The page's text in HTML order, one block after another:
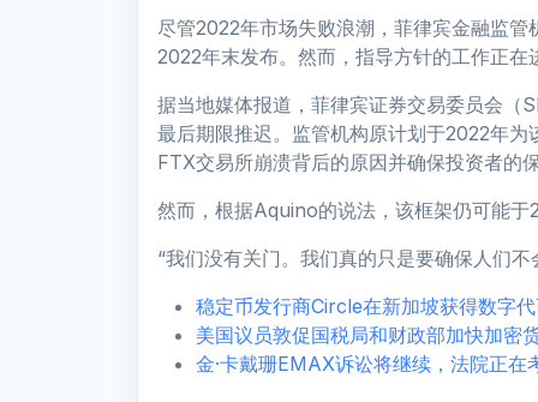
尽管2022年市场失败浪潮，菲律宾金融监
2022年末发布。然而，指导方针的工作正在
据当地媒体报道，菲律宾证券交易委员会（
最后期限推迟。监管机构原计划于2022年
FTX交易所崩溃背后的原因并确保投资者的保
然而，根据Aquino的说法，该框架仍可能于
“我们没有关门。我们真的只是要确保人们不
稳定币发行商Circle在新加坡获得数字
美国议员敦促国税局和财政部加快加密
金·卡戴珊EMAX诉讼将继续，法院正在